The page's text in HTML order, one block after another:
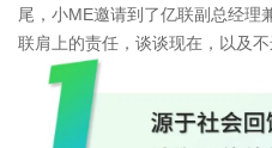
尾，小ME邀请到了亿联副总经理
联肩上的责任，谈谈现在，以及不